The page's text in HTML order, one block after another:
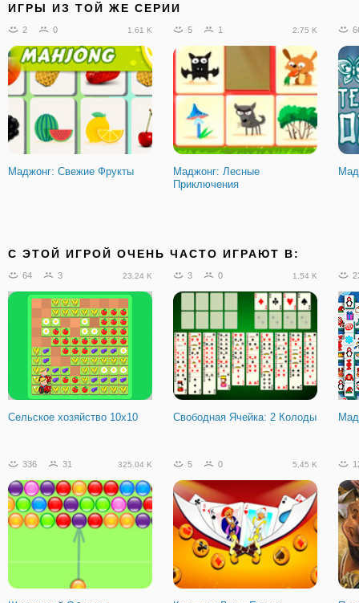
ИГРЫ ИЗ ТОЙ ЖЕ СЕРИИ
2 0 1.61 K
Маджонг: Свежие Фрукты
5 1 2.75 K
Маджонг: Лесные
Приключения
C ЭТОЙ ИГРОЙ ОЧЕНЬ ЧАСТО ИГРАЮТ В:
64 3 23.24 K
Сельское хозяйство 10х10
3 0 1.54 K
Свободная Ячейка: 2 Колоды
336 31 325.04 K 5 0 5.45 K